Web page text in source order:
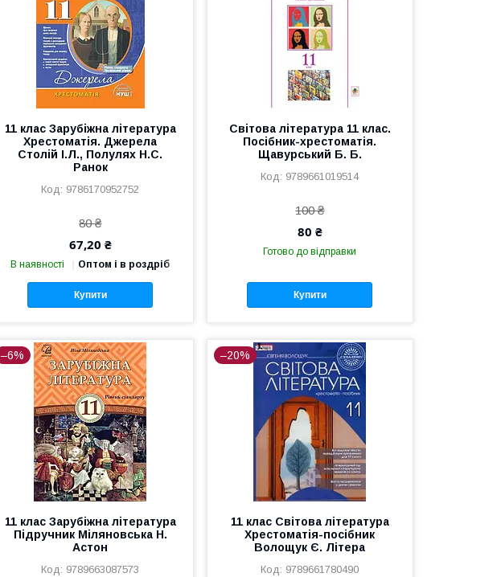
11 клас Зарубіжна література
Хрестоматія. Джерела
Столій І.Л., Полулях Н.С.
Ранок
9786170952752
80 ₴
67,20 ₴
В наявності Оптом і в роздріб
Купити
Світова література 11 клас.
Посібник-хрестоматія.
Щавурський Б. Б.
9789661019514
100 ₴
80 ₴
Готово до відправки
Купити
–6%
11 клас Зарубіжна література
Підручник Міляновська Н.
Астон
9789663087573
–20%
11 клас Світова література
Хрестоматія-посібник
Волощук Є. Літера
9789661780490